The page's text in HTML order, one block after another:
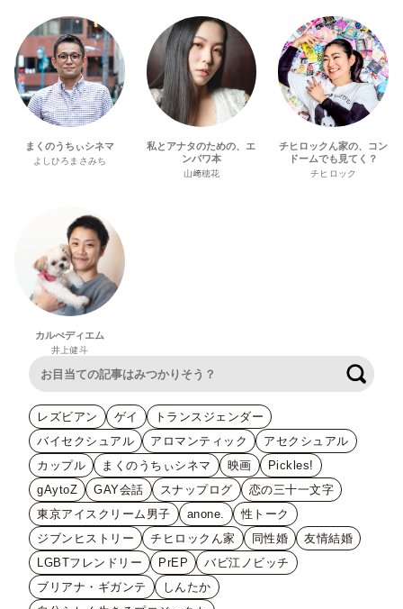
まくのうちぃシネマ
よしひろまさみち
私とアナタのための、エ
ンパワ本
山﨑穂花
チヒロックん家の、コン
ドームでも見てく？
チヒロック
カルぺディエム
井上健斗
レズビアン ゲイ
トランスジェンダー
バイセクシュアル
アロマンティック
アセクシュアル
カップル
まくのうちぃシネマ 映画
Pickles!
gAytoZ
GAY会話 スナップログ
恋の三十一文字
東京アイスクリーム男子
anone.
性トーク
ジブンヒストリー
チヒロックん家 同性婚
友情結婚
LGBTフレンドリー
PrEP
バビ江ノビッチ
ブリアナ・ギガンテ
しんたか